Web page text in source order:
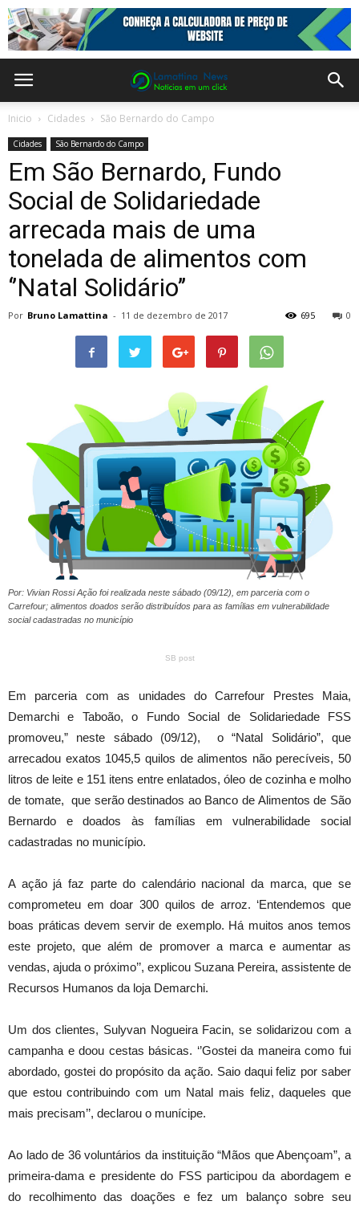
Inicio Cidades São Bernardo do Campo
Cidades São Bernardo do Campo
Em São Bernardo, Fundo
Social de Solidariedade
arrecada mais de uma
tonelada de alimentos com
‘’Natal Solidário’’
Por Bruno Lamattina - 11 de dezembro de 2017 0
695
Por: Vivian Rossi Ação foi realizada neste sábado (09/12), em parceria com o
Carrefour; alimentos doados serão distribuídos para as famílias em vulnerabilidade
social cadastradas no município
SB post
Em parceria com as unidades do Carrefour Prestes Maia,
Demarchi e Taboão, o Fundo Social de Solidariedade FSS
promoveu,” neste sábado (09/12), o “Natal Solidário”, que
arrecadou exatos 1045,5 quilos de alimentos não perecíveis, 50
litros de leite e 151 itens entre enlatados, óleo de cozinha e molho
de tomate, que serão destinados ao Banco de Alimentos de São
Bernardo e doados às famílias em vulnerabilidade social
cadastradas no município.
A ação já faz parte do calendário nacional da marca, que se
comprometeu em doar 300 quilos de arroz. ‘Entendemos que
boas práticas devem servir de exemplo. Há muitos anos temos
este projeto, que além de promover a marca e aumentar as
vendas, ajuda o próximo’’, explicou Suzana Pereira, assistente de
Recursos Humanos da loja Demarchi.
Um dos clientes, Sulyvan Nogueira Facin, se solidarizou com a
campanha e doou cestas básicas. ‘’Gostei da maneira como fui
abordado, gostei do propósito da ação. Saio daqui feliz por saber
que estou contribuindo com um Natal mais feliz, daqueles que
mais precisam’’, declarou o munícipe.
Ao lado de 36 voluntários da instituição “Mãos que Abençoam”, a
primeira-dama e presidente do FSS participou da abordagem e
do recolhimento das doações e fez um balanço sobre seu